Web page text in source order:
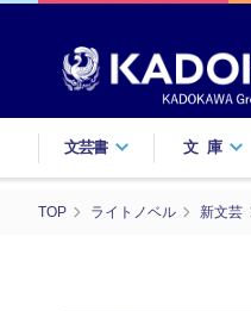
文芸書 文庫
TOP ライトノベル 新文芸